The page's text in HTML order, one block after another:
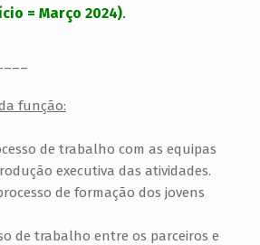
= Março 2024).
função:
de trabalho com as equipas
executiva das atividades.
de formação dos jovens
de trabalho entre os parceiros e